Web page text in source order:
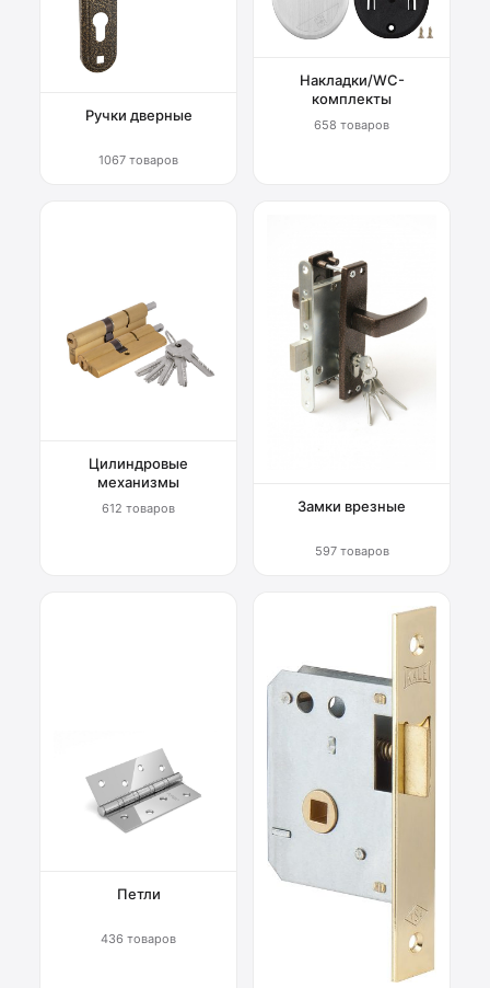
Ручки дверные
1067 товаров
Накладки/WC-
комплекты
658 товаров
Цилиндровые
механизмы
612 товаров Замки врезные
597 товаров
Петли
436 товаров